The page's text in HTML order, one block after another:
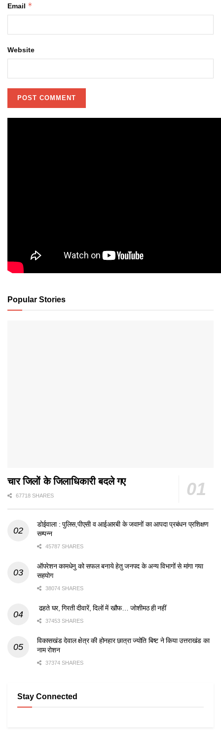
Email *
Website
Popular Stories
चार जिलों के जिलाधिकारी बदले गए
67718 SHARES
डोईवाला : पुलिस,पीएसी व आईआरबी के जवानों का आपदा प्रबंधन प्रशिक्षण
सम्पन्न
45787 SHARES
ऑपरेशन कामधेनु को सफल बनाये हेतु जनपद के अन्य विभागों से मांगा गया
सहयोग
38074 SHARES
ढहते घर, गिरती दीवारें, दिलों में खौफ… जोशीमठ ही नहीं
37453 SHARES
विकासखंड देवाल क्षेत्र की होनहार छात्रा ज्योति बिष्ट ने किया उत्तराखंड का
नाम रोशन
37374 SHARES
Stay Connected